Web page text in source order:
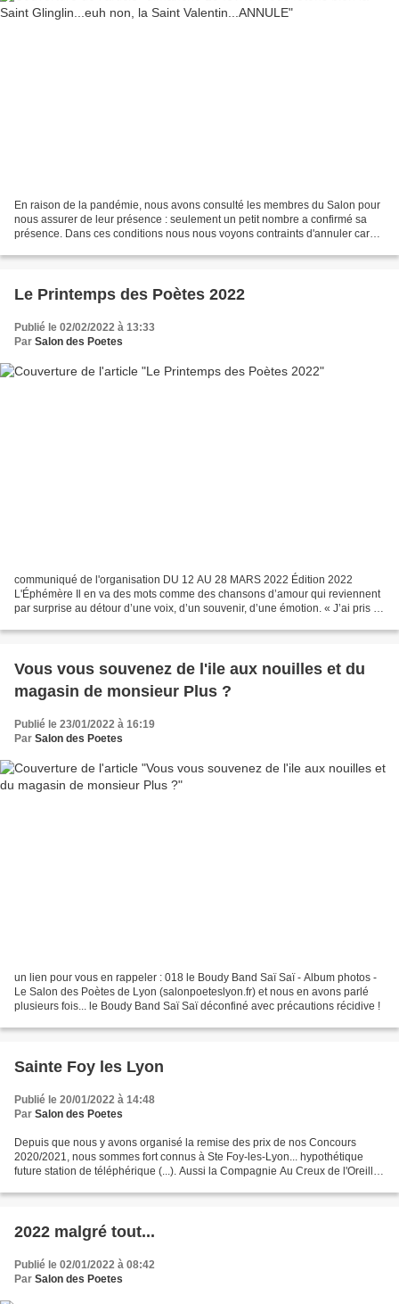
En raison de la pandémie, nous avons consulté les membres du Salon pour
nous assurer de leur présence : seulement un petit nombre a confirmé sa
présence. Dans ces conditions nous nous voyons contraints d'annuler car
Le Printemps des Poètes 2022
Publié le 02/02/2022 à 13:33
Par Salon des Poetes
communiqué de l'organisation DU 12 AU 28 MARS 2022 Édition 2022
L'Éphémère Il en va des mots comme des chansons d’amour qui reviennent
par surprise au détour d’une voix, d’un souvenir, d’une émotion. « J’ai pris la
Vous vous souvenez de l'ile aux nouilles et du
magasin de monsieur Plus ?
Publié le 23/01/2022 à 16:19
Par Salon des Poetes
un lien pour vous en rappeler : 018 le Boudy Band Saï Saï - Album photos -
Le Salon des Poètes de Lyon (salonpoeteslyon.fr) et nous en avons parlé
plusieurs fois... le Boudy Band Saï Saï déconfiné avec précautions récidive !
Sainte Foy les Lyon
Publié le 20/01/2022 à 14:48
Par Salon des Poetes
Depuis que nous y avons organisé la remise des prix de nos Concours
2020/2021, nous sommes fort connus à Ste Foy-les-Lyon... hypothétique
future station de téléphérique (...). Aussi la Compagnie Au Creux de l'Oreille,
2022 malgré tout...
Publié le 02/01/2022 à 08:42
Par Salon des Poetes